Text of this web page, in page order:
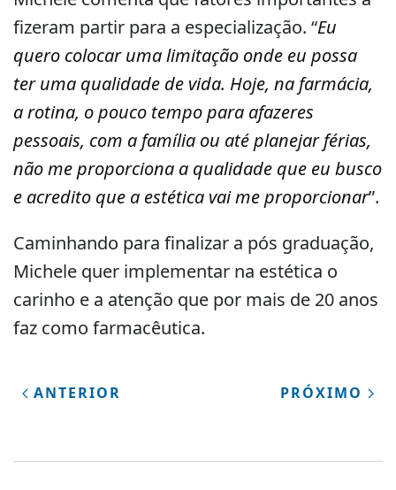
fizeram partir para a especialização. “Eu
quero colocar uma limitação onde eu possa
ter uma qualidade de vida. Hoje, na farmácia,
a rotina, o pouco tempo para afazeres
pessoais, com a família ou até planejar férias,
não me proporciona a qualidade que eu busco
e acredito que a estética vai me proporcionar”.
Caminhando para finalizar a pós graduação,
Michele quer implementar na estética o
carinho e a atenção que por mais de 20 anos
faz como farmacêutica.
ANTERIOR PRÓXIMO